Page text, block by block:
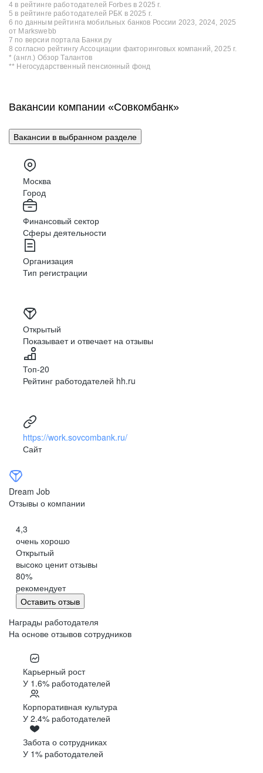
4 в рейтинге работодателей Forbes в 2025 г.
5 в рейтинге работодателей РБК в 2025 г.
6 по данным рейтинга мобильных банков России 2023, 2024, 2025
от Markswebb
7 по версии портала Банки.ру
8 согласно рейтингу Ассоциации факторинговых компаний, 2025 г.
* (англ.) Обзор Талантов
** Негосударственный пенсионный фонд
Вакансии компании «Совкомбанк»
Вакансии в выбранном разделе
Москва
Город
Финансовый сектор
Сферы деятельности
Организация
Тип регистрации
Открытый
Показывает и отвечает на отзывы
Топ-20
Рейтинг работодателей hh.ru
https://work.sovcombank.ru/
Сайт
Dream Job
Отзывы о компании
4,3
очень хорошо
Открытый
высоко ценит отзывы
80%
рекомендует
Оставить отзыв
Награды работодателя
На основе отзывов сотрудников
Карьерный рост
У 1.6% работодателей
Корпоративная культура
У 2.4% работодателей
Забота о сотрудниках
У 1% работодателей